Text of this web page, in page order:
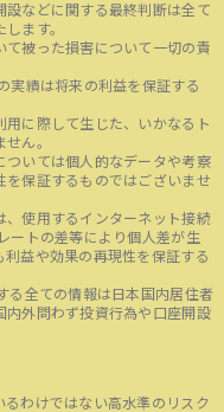
設などに関する最終判断は全て
ます。
て被った損害について一切の責
実績は将来の利益を保証する
に際して生じた、いかなるト
ん。
ついては個人的なデータや考察
を保証するものではございませ
、使用するインターネット接続
ートの差等により個人差が生
利益や効果の再現性を保証する
る全ての情報は日本国内居住者
内外問わず投資行為や口座開設
わけではない高水準のリスク